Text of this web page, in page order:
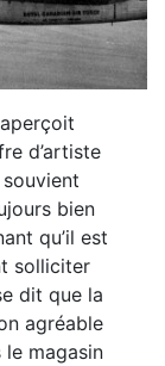
d’artiste
bien
qu’il est
solliciter
dit que la
agréable
magasin